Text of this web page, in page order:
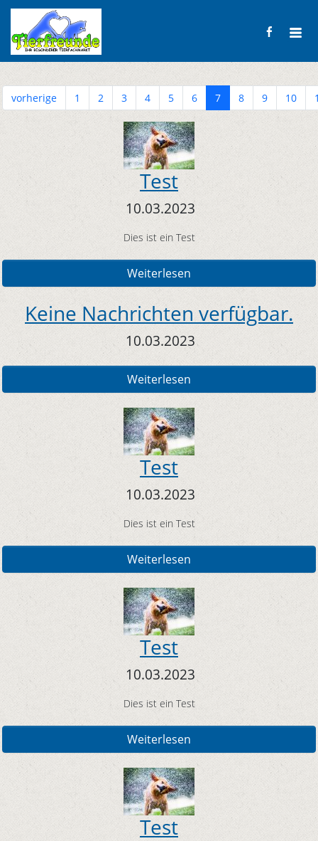
vorherige 1 2 3 4 5 6 7 8 9 10
Test
10.03.2023
Dies ist ein Test
Weiterlesen
Keine Nachrichten verfügbar.
10.03.2023
Weiterlesen
Test
10.03.2023
Dies ist ein Test
Weiterlesen
Test
10.03.2023
Dies ist ein Test
Weiterlesen
Test